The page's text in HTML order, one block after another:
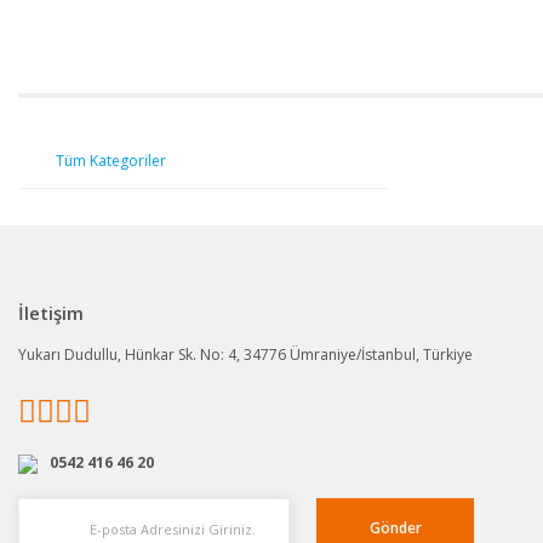
Tüm Kategoriler
İletişim
Yukarı Dudullu, Hünkar Sk. No: 4, 34776 Ümraniye/İstanbul, Türkiye
0542 416 46 20
Gönder